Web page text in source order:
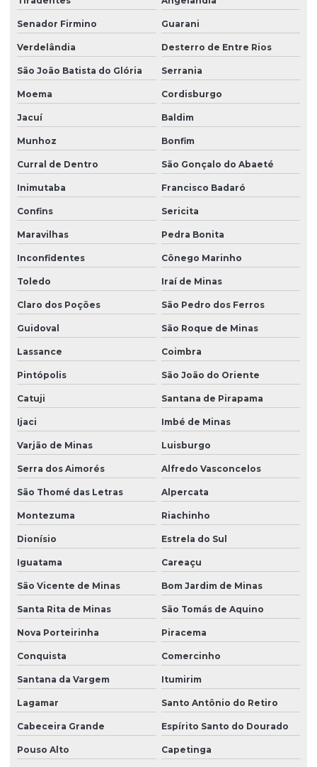
Senador Firmino Guarani
Verdelândia Desterro de Entre Rios
São João Batista do Glória Serrania
Moema Cordisburgo
Jacuí Baldim
Munhoz Bonfim
Curral de Dentro São Gonçalo do Abaeté
Inimutaba Francisco Badaró
Confins Sericita
Maravilhas Pedra Bonita
Inconfidentes Cônego Marinho
Toledo Iraí de Minas
Claro dos Poções São Pedro dos Ferros
Guidoval São Roque de Minas
Lassance Coimbra
Pintópolis São João do Oriente
Catuji Santana de Pirapama
Ijaci Imbé de Minas
Varjão de Minas Luisburgo
Serra dos Aimorés Alfredo Vasconcelos
São Thomé das Letras Alpercata
Montezuma Riachinho
Dionísio Estrela do Sul
Iguatama Careaçu
São Vicente de Minas Bom Jardim de Minas
Santa Rita de Minas São Tomás de Aquino
Nova Porteirinha Piracema
Conquista Comercinho
Santana da Vargem Itumirim
Lagamar Santo Antônio do Retiro
Cabeceira Grande Espírito Santo do Dourado
Pouso Alto Capetinga